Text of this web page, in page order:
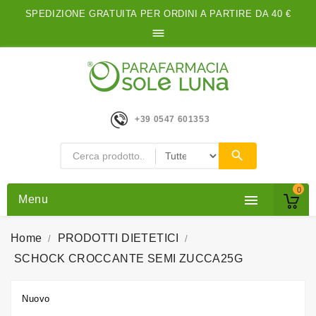
SPEDIZIONE GRATUITA PER ORDINI A PARTIRE DA 40 €

0
+39 0547 601353

Menu
Home
PRODOTTI DIETETICI
SCHOCK CROCCANTE SEMI ZUCCA25G
Nuovo